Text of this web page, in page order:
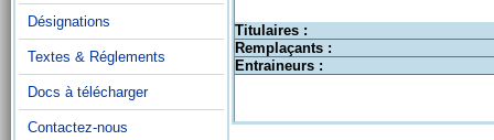
Désignations
Textes & Réglements
Docs à télécharger
Contactez-nous
Titulaires :
Remplaçants :
Entraineurs :